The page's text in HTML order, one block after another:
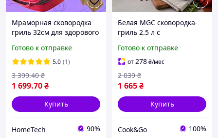
Мраморная сковородка
гриль 32см для здорового
и дыма
Готово к отправке
5.0 (1)
1 699.70₴
3 399.40 ₴
Купить
HomeTech 90%
Белая MGC сковородка-
гриль 2.5 л с
покрытием 24 см,
Пательня из
нержавеющей стали для
жарки мяса и рыбы
Готово к отправке
от278₴/мес
1 665₴
2 039 ₴
Купить
Сook&Go 100%